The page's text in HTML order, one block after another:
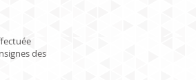
des